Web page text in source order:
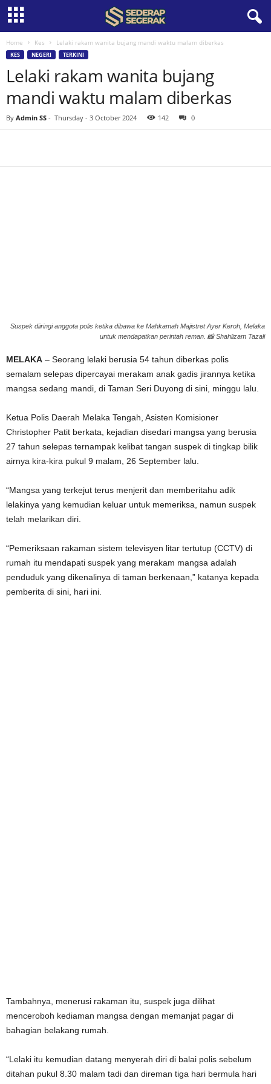
Home Kes Lelaki rakam wanita bujang mandi waktu malam diberkas
KES NEGERI TERKINI
Lelaki rakam wanita bujang
mandi waktu malam diberkas
By Admin SS - Thursday - 3 October 2024 142 0
Suspek diiringi anggota polis ketika dibawa ke Mahkamah Majistret Ayer Keroh, Melaka
untuk mendapatkan perintah reman. 📸 Shahlizam Tazali
MELAKA – Seorang lelaki berusia 54 tahun diberkas polis
semalam selepas dipercayai merakam anak gadis jirannya ketika
mangsa sedang mandi, di Taman Seri Duyong di sini, minggu lalu.
Ketua Polis Daerah Melaka Tengah, Asisten Komisioner
Christopher Patit berkata, kejadian disedari mangsa yang berusia
27 tahun selepas ternampak kelibat tangan suspek di tingkap bilik
airnya kira-kira pukul 9 malam, 26 September lalu.
“Mangsa yang terkejut terus menjerit dan memberitahu adik
lelakinya yang kemudian keluar untuk memeriksa, namun suspek
telah melarikan diri.
“Pemeriksaan rakaman sistem televisyen litar tertutup (CCTV) di
rumah itu mendapati suspek yang merakam mangsa adalah
penduduk yang dikenalinya di taman berkenaan,” katanya kepada
pemberita di sini, hari ini.
Tambahnya, menerusi rakaman itu, suspek juga dilihat
menceroboh kediaman mangsa dengan memanjat pagar di
bahagian belakang rumah.
“Lelaki itu kemudian datang menyerah diri di balai polis sebelum
ditahan pukul 8.30 malam tadi dan direman tiga hari bermula hari